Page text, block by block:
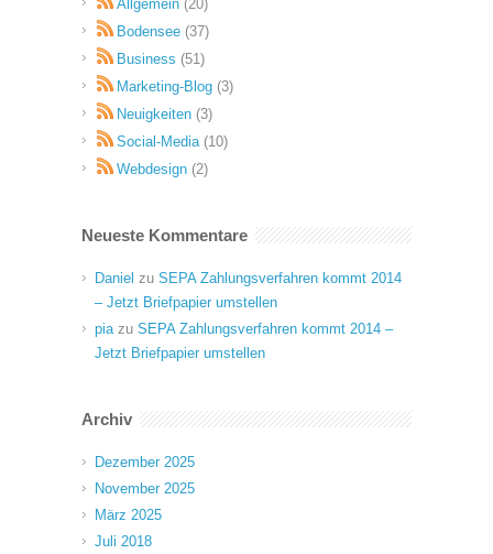
Allgemein (20)
Bodensee (37)
Business (51)
Marketing-Blog (3)
Neuigkeiten (3)
Social-Media(10)
Webdesign (2)
Neueste Kommentare
Daniel zu SEPA Zahlungsverfahren kommt 2014
– Jetzt Briefpapier umstellen
piazu SEPA Zahlungsverfahren kommt 2014 –
Jetzt Briefpapier umstellen
Archiv
Dezember 2025
November 2025
März 2025
Juli 2018